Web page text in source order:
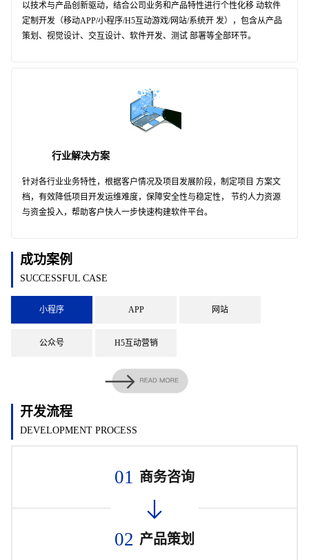
以技术与产品创新驱动，结合公司业务和产品特性进行个性化移 动软件
定制开发（移动APP/小程序/H5互动游戏/网站/系统开 发），包含从产品
策划、视觉设计、交互设计、软件开发、测试 部署等全部环节。
行业解决方案
针对各行业业务特性，根据客户情况及项目发展阶段，制定项目 方案文
档，有效降低项目开发运维难度，保障安全性与稳定性， 节约人力资源
与资金投入，帮助客户快人一步快速构建软件平台。
成功案例
SUCCESSFUL CASE
小程序 APP 网站
公众号 H5互动营销
开发流程
DEVELOPMENT PROCESS
01 商务咨询
02 产品策划